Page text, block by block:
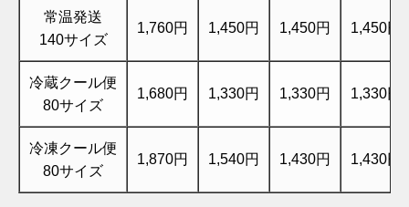
常温発送
140サイズ
1,760円 1,450円 1,450円 1,450円
冷蔵クール便
80サイズ
1,680円 1,330円 1,330円 1,330円
冷凍クール便
80サイズ
1,870円 1,540円 1,430円 1,430円